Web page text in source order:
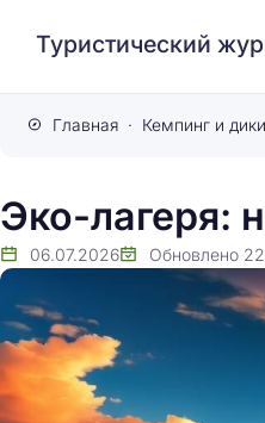
Туристический
Главная Кемпинг и
Эко-лагеря:
06.07.2026 Обновлено